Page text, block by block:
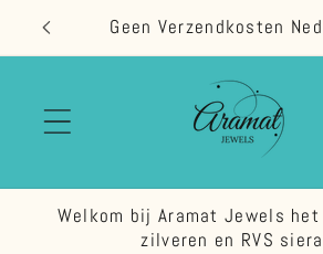
naar de
content
Geen Verzendkosten
Welkom bij Aramat Jewels
zilveren en RVS